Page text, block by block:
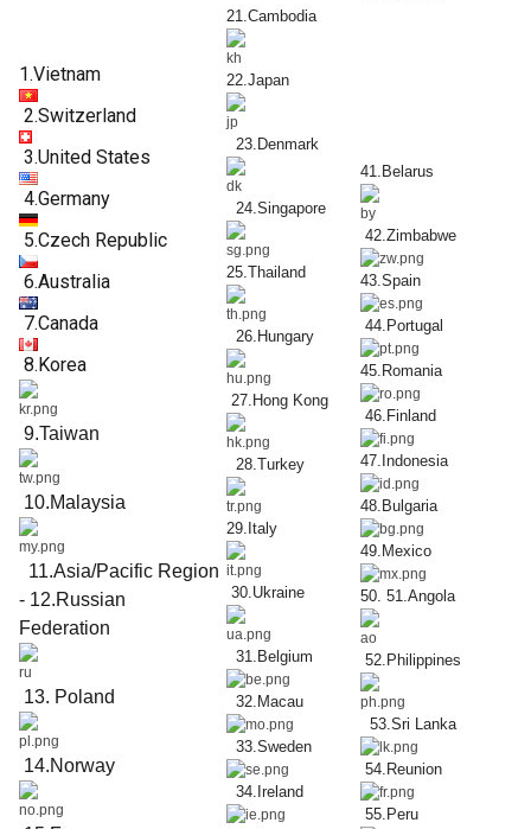
1.Vietnam
2.Switzerland
3.United States
4.Germany
5.Czech Republic
6.Australia
7.Canada
8.Korea
9.Taiwan
10.Malaysia
11.Asia/Pacific Region
- 12.Russian
Federation
13. Poland
14.Norway
21.Cambodia
22.Japan
23.Denmark
24.Singapore
25.Thailand
26.Hungary
27.Hong Kong
28.Turkey
29.Italy
30.Ukraine
31.Belgium
32.Macau
33.Sweden
34.Ireland
41.Belarus
42.Zimbabwe
43.Spain
44.Portugal
45.Romania
46.Finland
47.Indonesia
48.Bulgaria
49.Mexico
50 51.Angola
52.Philippines
53.Sri Lanka
54.Reunion
55.Peru